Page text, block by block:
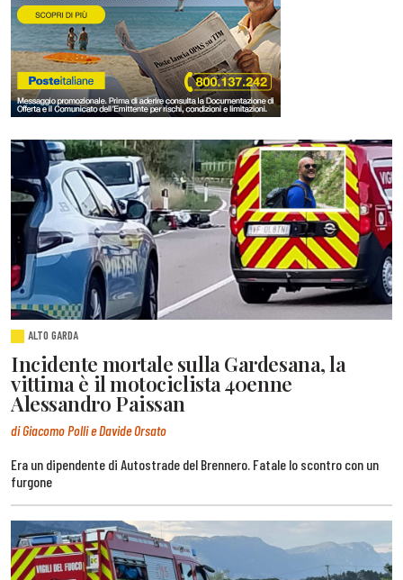
ALTO GARDA
Incidente mortale sulla Gardesana, la
vittima è il motociclista 40enne
Alessandro Paissan
di Giacomo Polli e Davide Orsato
Era un dipendente di Autostrade del Brennero. Fatale lo scontro con un
furgone